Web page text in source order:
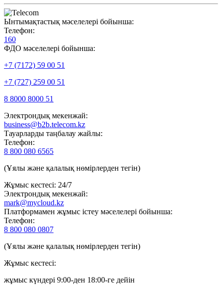
Ынтымақтастық мәселелері бойынша:
Телефон:
160
ФДО мәселелері бойынша:
+7 (7172) 59 00 51
+7 (727) 259 00 51
8 8000 8000 51
Электрондық мекенжай:
business@b2b.telecom.kz
Тауарларды таңбалау жайлы:
Телефон:
8 800 080 6565
(Ұялы және қалалық нөмірлерден тегін)
Жұмыс кестесі: 24/7
Электрондық мекенжай:
mark@mycloud.kz
Платформамен жұмыс істеу мәселелері бойынша:
Телефон:
8 800 080 0807
(Ұялы және қалалық нөмірлерден тегін)
Жұмыс кестесі:
жұмыс күндері 9:00-ден 18:00-ге дейін